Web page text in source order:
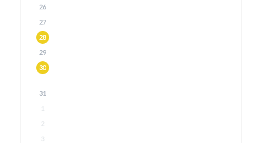
26
27
28
29
30
31
1
2
3